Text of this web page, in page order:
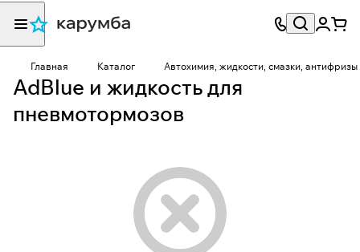
Главная Каталог Автохимия, жидкости, смазки, антифризы
AdBlue и жидкость для
пневмотормозов